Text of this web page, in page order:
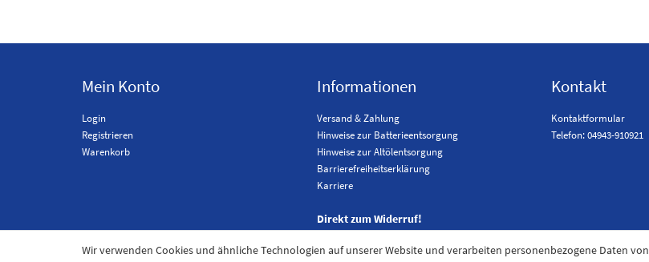
Mein Konto
Login
Registrieren
Warenkorb
Informationen
Versand & Zahlung
Hinweise zur Batterieentsorgung
Hinweise zur Altölentsorgung
Barrierefreiheitserklärung
Karriere
Direkt zum Widerruf!
Kontakt
Kontaktformular
Telefon: 04943-910921
Wir verwenden Cookies und ähnliche Technologien auf unserer Website und verarbeiten personenbezogene Daten von